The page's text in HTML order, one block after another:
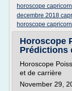
horoscope
decembre 2018
horoscope
Horoscope
Prédictions
Horoscope
et de carrière
November 29,